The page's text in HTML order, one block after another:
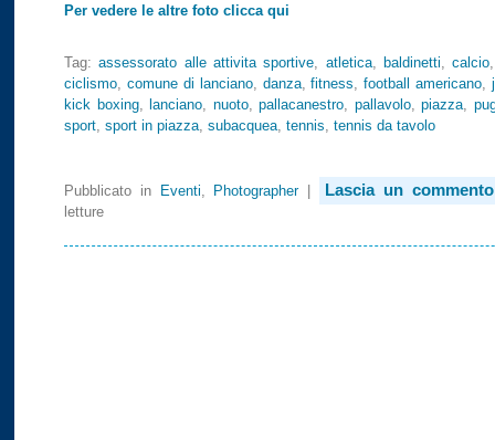
Per vedere le altre foto clicca qui
Tag:assessorato alle attivita sportive atletica, baldinetti ,calcio
ciclismo
comune di lanciano, danza,fitness ,football americano ,
kick boxing, lanciano nuoto, pallacanestro pallavolo, piazza
sport sport in piazza subacquea tennis tennis da tavolo
Pubblicato in Eventi Photographer| Lascia un
letture